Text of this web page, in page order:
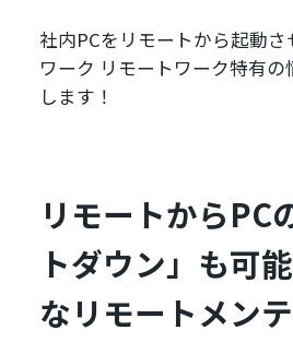
社内PCをリモートから起動
ワーク リモートワーク特有
します！
リモートからPC
トダウン」も可
なリモートメン